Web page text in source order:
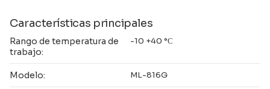
Características principales
Rango de temperatura de
trabajo:
-10 +40 °С
Modelo: ML-816G